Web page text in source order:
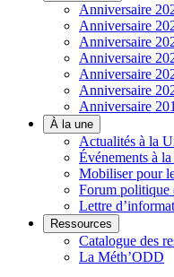
Anniversaire
Anniversaire
Anniversaire
Anniversaire
Anniversaire
Anniversaire
Anniversaire
À la une
Actualités à la
Événements à
Mobiliser pour
Forum politique
Lettre
Ressources
Catalogue des
La Méth’ODD